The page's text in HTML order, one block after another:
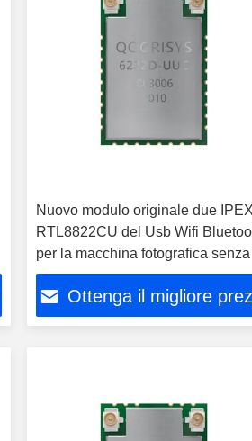
Nuovo modulo originale due IPEX
RTL8822CU del Usb Wifi
per la macchina fotografica
Ottenga il migliore